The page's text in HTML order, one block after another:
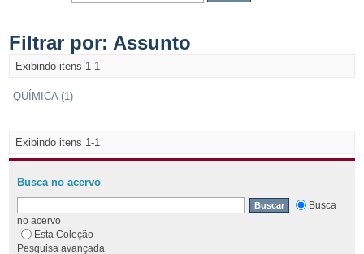
Filtrar por: Assunto
Exibindo itens 1-1
QUÍMICA (1)
Exibindo itens 1-1
Busca no acervo
Busca
no acervo
Esta Coleção
Pesquisa avançada